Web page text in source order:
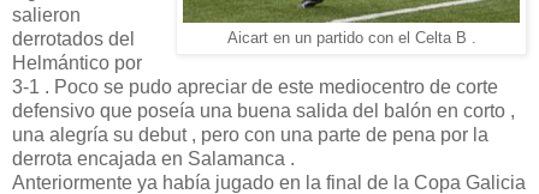
Aicart en un partido con el Celta B .
salieron
derrotados del
Helmántico por
3-1 . Poco se pudo apreciar de este mediocentro de corte
defensivo que poseía una buena salida del balón en corto ,
una alegría su debut , pero con una parte de pena por la
derrota encajada en Salamanca .
Anteriormente ya había jugado en la final de la Copa Galicia